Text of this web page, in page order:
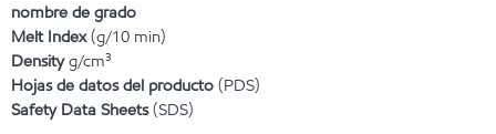
nombre de grado
Melt Index(g/10 min)
Densityg/cm³
Hojas de datos del producto (PDS)
Safety Data Sheets(SDS)